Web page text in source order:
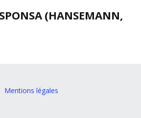
(HANSEMANN,
Mentions légales